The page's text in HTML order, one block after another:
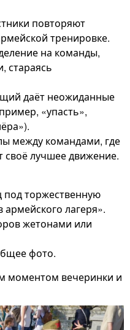
повторяют
тренировке.
на команды,
стараясь
даёт неожиданные
«упасть»,
между командами, где
своё лучшее движение.
под торжественную
лагеря».
жетонами или
фото.
моментом вечеринки и